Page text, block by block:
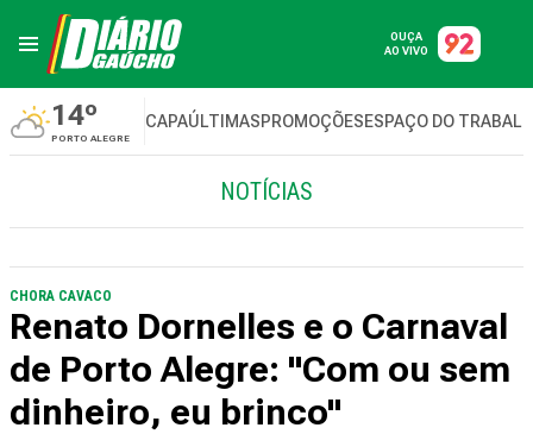
OUÇA
AO VIVO
14º
PORTO ALEGRE
CAPAÚLTIMASPROMOÇÕESESPAÇO DO
NOTÍCIAS
CHORA CAVACO
Renato Dornelles e o Carnaval
de Porto Alegre: "Com ou sem
dinheiro, eu brinco"